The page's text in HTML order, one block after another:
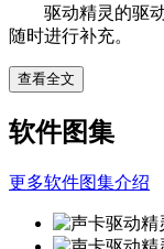
驱动精灵的驱动
随时进行补充。
查看全文
软件图集
更多软件图集介绍